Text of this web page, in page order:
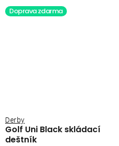
Doprava zdarma
Golf Uni Black skládací
deštník
Derby